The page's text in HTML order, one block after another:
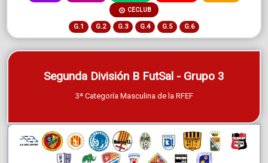
CECLUB
G.1 G.2 G.3 G.4 G.5 G.6
Segunda División B FutSal - Grupo 3
3ª Categoría Masculina de la RFEF